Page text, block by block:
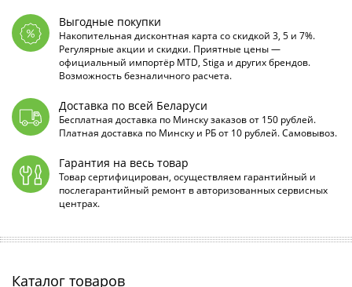
Выгодные покупки
Накопительная дисконтная карта со скидкой 3, 5 и 7%.
Регулярные акции и скидки. Приятные цены —
официальный импортёр MTD, Stiga и других брендов.
Возможность безналичного расчета.
Доставка по всей Беларуси
Бесплатная доставка по Минску заказов от 150 рублей.
Платная доставка по Минску и РБ от 10 рублей. Самовывоз.
Гарантия на весь товар
Товар сертифицирован, осуществляем гарантийный и
послегарантийный ремонт в авторизованных сервисных
центрах.
Каталог товаров